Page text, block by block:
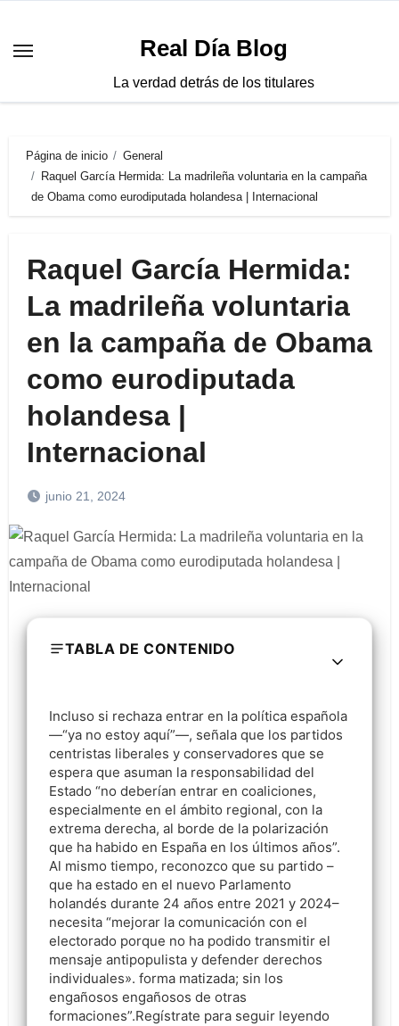
contenido
Real Día Blog
La verdad detrás de los titulares
Página de inicio
General
Raquel García Hermida: La madrileña voluntaria en la campaña
de Obama como eurodiputada holandesa | Internacional
Raquel García Hermida:
La madrileña voluntaria
en la campaña de Obama
como eurodiputada
holandesa |
Internacional
junio 21, 2024
TABLA DE CONTENIDO
Incluso si rechaza entrar en la política española
—“ya no estoy aquí”—, señala que los partidos
centristas liberales y conservadores que se
espera que asuman la responsabilidad del
Estado “no deberían entrar en coaliciones,
especialmente en el ámbito regional, con la
extrema derecha, al borde de la polarización
que ha habido en España en los últimos años”.
Al mismo tiempo, reconozco que su partido –
que ha estado en el nuevo Parlamento
holandés durante 24 años entre 2021 y 2024–
necesita “mejorar la comunicación con el
electorado porque no ha podido transmitir el
mensaje antipopulista y defender derechos
individuales». forma matizada; sin los
engañosos engañosos de otras
formaciones”.Regístrate para seguir leyendo